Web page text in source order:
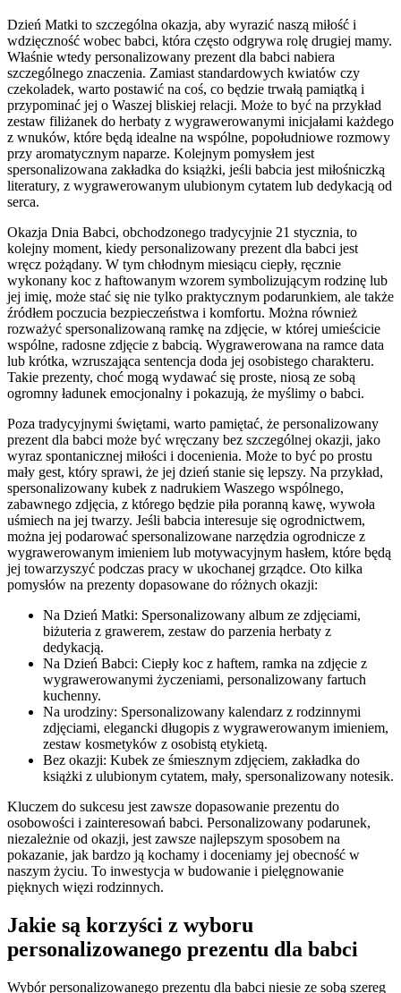
Dzień Matki to szczególna okazja, aby wyrazić naszą miłość i
wdzięczność wobec babci, która często odgrywa rolę drugiej mamy.
Właśnie wtedy personalizowany prezent dla babci nabiera
szczególnego znaczenia. Zamiast standardowych kwiatów czy
czekoladek, warto postawić na coś, co będzie trwałą pamiątką i
przypominać jej o Waszej bliskiej relacji. Może to być na przykład
zestaw filiżanek do herbaty z wygrawerowanymi inicjałami każdego
z wnuków, które będą idealne na wspólne, popołudniowe rozmowy
przy aromatycznym naparze. Kolejnym pomysłem jest
spersonalizowana zakładka do książki, jeśli babcia jest miłośniczką
literatury, z wygrawerowanym ulubionym cytatem lub dedykacją od
serca.
Okazja Dnia Babci, obchodzonego tradycyjnie 21 stycznia, to
kolejny moment, kiedy personalizowany prezent dla babci jest
wręcz pożądany. W tym chłodnym miesiącu ciepły, ręcznie
wykonany koc z haftowanym wzorem symbolizującym rodzinę lub
jej imię, może stać się nie tylko praktycznym podarunkiem, ale także
źródłem poczucia bezpieczeństwa i komfortu. Można również
rozważyć spersonalizowaną ramkę na zdjęcie, w której umieścicie
wspólne, radosne zdjęcie z babcią. Wygrawerowana na ramce data
lub krótka, wzruszająca sentencja doda jej osobistego charakteru.
Takie prezenty, choć mogą wydawać się proste, niosą ze sobą
ogromny ładunek emocjonalny i pokazują, że myślimy o babci.
Poza tradycyjnymi świętami, warto pamiętać, że personalizowany
prezent dla babci może być wręczany bez szczególnej okazji, jako
wyraz spontanicznej miłości i docenienia. Może to być po prostu
mały gest, który sprawi, że jej dzień stanie się lepszy. Na przykład,
spersonalizowany kubek z nadrukiem Waszego wspólnego,
zabawnego zdjęcia, z którego będzie piła poranną kawę, wywoła
uśmiech na jej twarzy. Jeśli babcia interesuje się ogrodnictwem,
można jej podarować spersonalizowane narzędzia ogrodnicze z
wygrawerowanym imieniem lub motywacyjnym hasłem, które będą
jej towarzyszyć podczas pracy w ukochanej grządce. Oto kilka
pomysłów na prezenty dopasowane do różnych okazji:
Na Dzień Matki: Spersonalizowany album ze zdjęciami,
biżuteria z grawerem, zestaw do parzenia herbaty z
dedykacją.
Na Dzień Babci: Ciepły koc z haftem, ramka na zdjęcie z
wygrawerowanymi życzeniami, personalizowany fartuch
kuchenny.
Na urodziny: Spersonalizowany kalendarz z rodzinnymi
zdjęciami, elegancki długopis z wygrawerowanym imieniem,
zestaw kosmetyków z osobistą etykietą.
Bez okazji: Kubek ze śmiesznym zdjęciem, zakładka do
książki z ulubionym cytatem, mały, spersonalizowany notesik.
Kluczem do sukcesu jest zawsze dopasowanie prezentu do
osobowości i zainteresowań babci. Personalizowany podarunek,
niezależnie od okazji, jest zawsze najlepszym sposobem na
pokazanie, jak bardzo ją kochamy i doceniamy jej obecność w
naszym życiu. To inwestycja w budowanie i pielęgnowanie
pięknych więzi rodzinnych.
Jakie są korzyści z wyboru
personalizowanego prezentu dla babci
Wybór personalizowanego prezentu dla babci niesie ze sobą szereg